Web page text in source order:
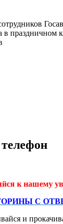
в
к нашему
С
и